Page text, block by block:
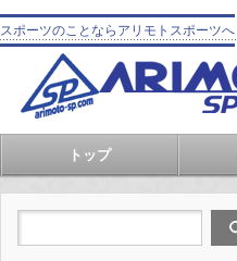
スポーツのことならアリモトスポーツへ
トップ